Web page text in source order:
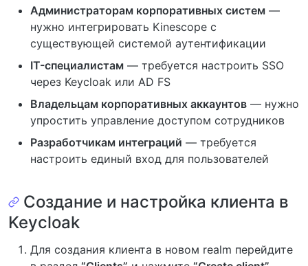
Администраторам корпоративных систем —
нужно интегрировать Kinescope с
существующей системой аутентификации
IT-специалистам — требуется настроить SSO
через Keycloak или AD FS
Владельцам корпоративных аккаунтов — нужно
упростить управление доступом сотрудников
Разработчикам интеграций — требуется
настроить единый вход для пользователей
Создание и настройка клиента в
Keycloak
Для создания клиента в новом realm перейдите